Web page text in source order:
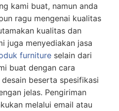
kami buat, namun anda
ragu mengenai kualitas
kualitas dan
juga menyediakan jasa
furniture selain dari
buat dengan cara
beserta spesifikasi
jelas. Pengiriman
melalui email atau